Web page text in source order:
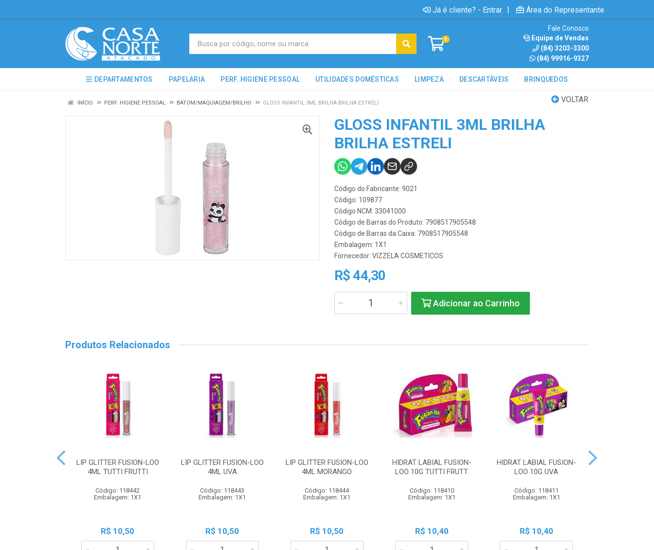
Já é cliente? - Entrar | Área do Representante
0
Fale Conosco
Equipe de Vendas
(84) 3203-3300
(84) 99916-9327
DEPARTAMENTOS PAPELARIA PERF. HIGIENE PESSOAL UTILIDADES DOMÉSTICAS LIMPEZA DESCARTÁVEIS BRINQUEDOS
VOLTAR
INÍCIO PERF. HIGIENE PESSOAL BATOM/MAQUIAGEM/BRILHO GLOSS INFANTIL 3ML BRILHA BRILHA ESTRELI
GLOSS INFANTIL 3ML BRILHA
BRILHA ESTRELI
Código do Fabricante: 9021
Código: 109877
Código NCM: 33041000
Código de Barras do Produto: 7908517905548
Código de Barras da Caixa: 7908517905548
Embalagem: 1X1
Fornecedor: VIZZELA COSMETICOS
R$ 44,30
Adicionar ao Carrinho
Produtos Relacionados
LIP GLITTER FUSION-LOO
4ML TUTTI FRUTTI
Código: 118442
Embalagem: 1X1
R$ 10,50
LIP GLITTER FUSION-LOO
4ML UVA
Código: 118443
Embalagem: 1X1
R$ 10,50
LIP GLITTER FUSION-LOO
4ML MORANGO
Código: 118444
Embalagem: 1X1
R$ 10,50
HIDRAT LABIAL FUSION-
LOO 10G TUTTI FRUTT
Código: 118410
Embalagem: 1X1
R$ 10,40
HIDRAT LABIAL FUSION-
LOO 10G UVA
Código: 118411
Embalagem: 1X1
R$ 10,40